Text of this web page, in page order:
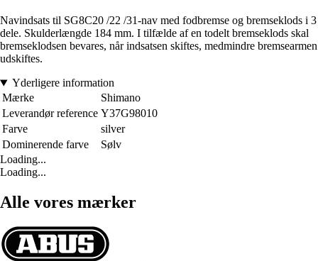
Navindsats til SG8C20 /22 /31-nav med fodbremse og bremseklods i 3
dele. Skulderlængde 184 mm. I tilfælde af en todelt bremseklods skal
bremseklodsen bevares, når indsatsen skiftes, medmindre bremsearmen
udskiftes.
Yderligere information
Mærke
Shimano
Leverandør reference Y37G98010
Farve
silver
Dominerende farve
Sølv
Loading...
Loading...
Alle vores mærker